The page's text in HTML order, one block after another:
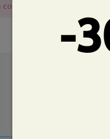
nichel a causa
tempi di
-